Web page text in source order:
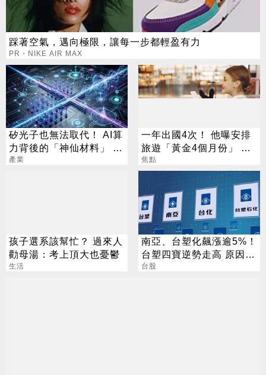
踩著空氣，邁向極限，讓每一步都輕盈有力
PR・NIKE AIR MAX
矽光子也無法取代！ AI算
力背後的「神仙材料」 這
幾家默默爆賺
產業
一年出國4次！ 他曝安排
旅遊「黃金4個月份」 卡
對整年活在期待中
焦點
孩子選系該幫忙？ 過來人
勸母湯：考上頂大也憂鬱
生活
南亞、台塑化飆漲逾5%！
台塑四寶逆勢走高 原因找
到了
台股